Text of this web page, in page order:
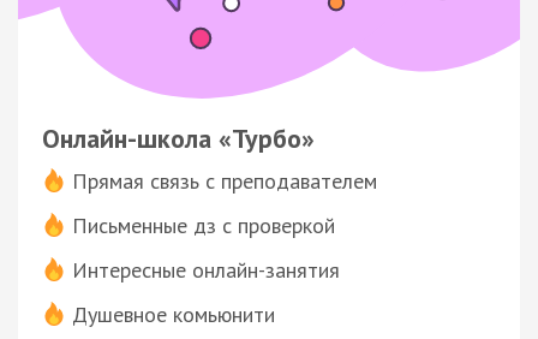
Онлайн-школа «Турбо»
Прямая связь с преподавателем
Письменные дз с проверкой
Интересные онлайн-занятия
Душевное комьюнити